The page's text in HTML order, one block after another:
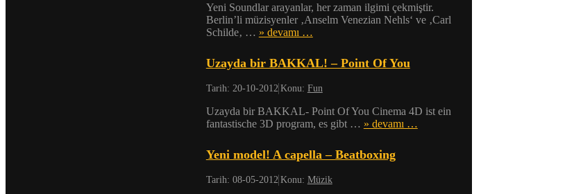
Yeni Soundlar arayanlar, her zaman ilgimi çekmiştir.
Berlin’li müzisyenler ‚Anselm Venezian Nehls‘ ve ‚Carl
Schilde‚ … » devamı …
Uzayda bir BAKKAL! – Point Of You
Tarih: 20-10-2012 Konu: Fun
Uzayda bir BAKKAL- Point Of You Cinema 4D ist ein
fantastische 3D program, es gibt … » devamı …
Yeni model! A capella – Beatboxing
Tarih: 08-05-2012 Konu: Müzik